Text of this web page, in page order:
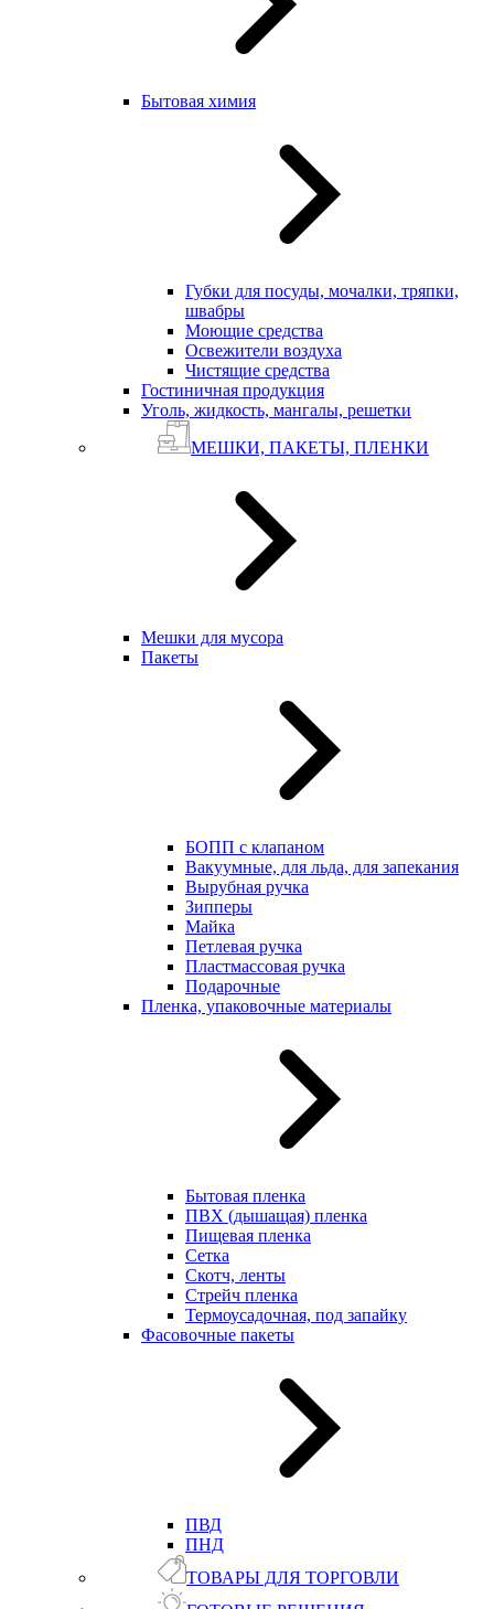
Бытовая химия
Губки для посуды, мочалки, тряпки,
швабры
Моющие средства
Освежители воздуха
Чистящие средства
Гостиничная продукция
Уголь, жидкость, мангалы, решетки
МЕШКИ, ПАКЕТЫ, ПЛЕНКИ
Мешки для мусора
Пакеты
БОПП с клапаном
Вакуумные, для льда, для запекания
Вырубная ручка
Зипперы
Майка
Петлевая ручка
Пластмассовая ручка
Подарочные
Пленка, упаковочные материалы
Бытовая пленка
ПВХ (дышащая) пленка
Пищевая пленка
Сетка
Скотч, ленты
Стрейч пленка
Термоусадочная, под запайку
Фасовочные пакеты
ПВД
ПНД
ТОВАРЫ ДЛЯ ТОРГОВЛИ